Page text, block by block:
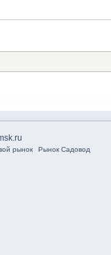
рынок Рынок Садовод